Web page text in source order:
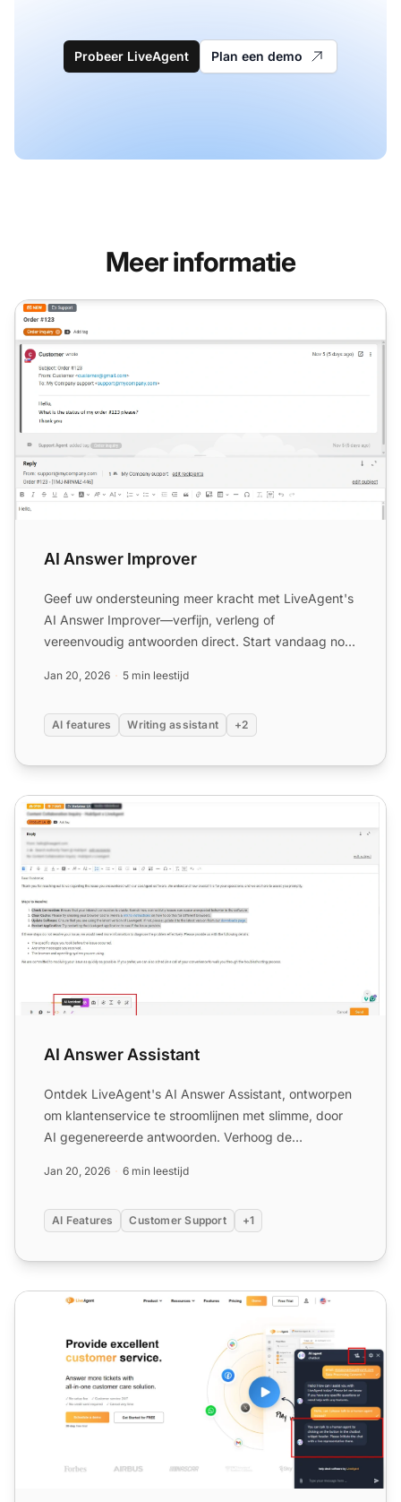
Probeer LiveAgent Plan een demo
Meer informatie
AI Answer Improver
AI Answer Improver
Geef uw ondersteuning meer kracht met LiveAgent's
AI Answer Improver—verfijn, verleng of
vereenvoudig antwoorden direct. Start vandaag nog
Jan 20, 2026 5 min leestijd
AI features Writing assistant +2
AI Answer Assistant
AI Answer Assistant
Ontdek LiveAgent's AI Answer Assistant, ontworpen
om klantenservice te stroomlijnen met slimme, door
AI gegenereerde antwoorden. Verhoog de
Jan 20, 2026 6 min leestijd
AI Features Customer Support +1
AI Autoresponder